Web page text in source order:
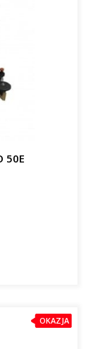
50E
OKAZJA